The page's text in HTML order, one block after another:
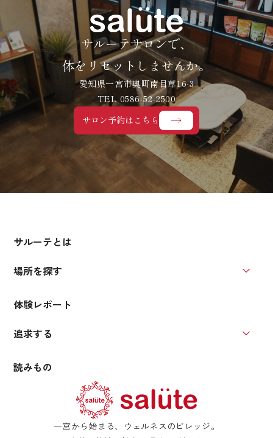
サルーテサロンで、
体をリセットしませんか。
愛知県一宮市奥町南目草16-3
TEL 0586-52-2500
サロン予約はこちら
一宮から始まる、ウェルネスのビレッジ。
サルーテとは
場所を探す
体験レポート
追求する
読みもの